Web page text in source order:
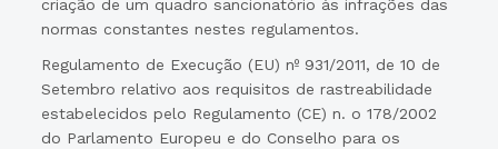
criação de um quadro sancionatório às infrações das
normas constantes nestes regulamentos.
Regulamento de Execução (EU) nº 931/2011, de 10 de
Setembro relativo aos requisitos de rastreabilidade
estabelecidos pelo Regulamento (CE) n. o 178/2002
do Parlamento Europeu e do Conselho para os